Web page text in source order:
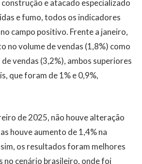
e atacado especializado
e fumo, todos os indicadores
campo positivo. Frente a janeiro,
no volume de vendas (1,8%) como
vendas (3,2%), ambos superiores
que foram de 1% e 0,9%,
de 2025, não houve alteração
houve aumento de 1,4% na
os resultados foram melhores
no cenário brasileiro, onde foi